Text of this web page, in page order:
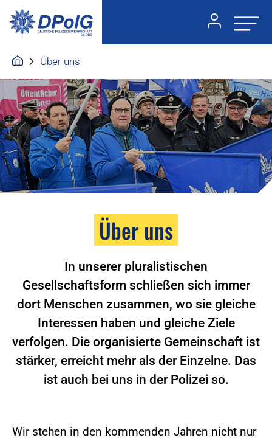
Über uns
Über uns
In unserer pluralistischen
Gesellschaftsform schließen sich immer
dort Menschen zusammen, wo sie gleiche
Interessen haben und gleiche Ziele
verfolgen. Die organisierte Gemeinschaft ist
stärker, erreicht mehr als der Einzelne. Das
ist auch bei uns in der Polizei so.
Wir stehen in den kommenden Jahren nicht nur